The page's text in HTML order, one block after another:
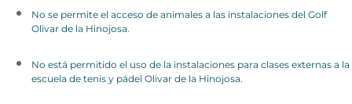
No se permite el acceso de animales a las instalaciones del Golf
Olivar de la Hinojosa.
No está permitido el uso de la instalaciones para clases externas a la
escuela de tenis y pádel Olivar de la Hinojosa.